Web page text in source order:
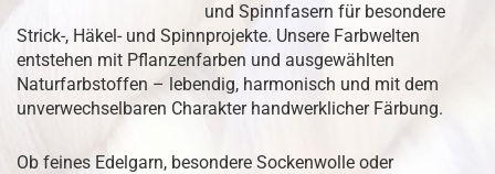
und Spinnfasern für besondere
Strick-, Häkel- und Spinnprojekte. Unsere Farbwelten
entstehen mit Pflanzenfarben und ausgewählten
Naturfarbstoffen – lebendig, harmonisch und mit dem
unverwechselbaren Charakter handwerklicher Färbung.
Ob feines Edelgarn, besondere Sockenwolle oder